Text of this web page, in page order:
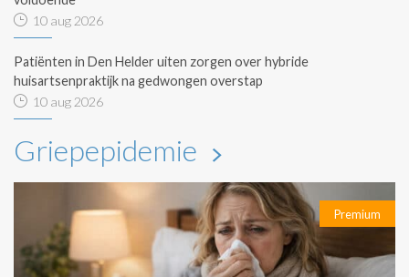
10 aug 2026
Patiënten in Den Helder uiten zorgen over hybride
huisartsenpraktijk na gedwongen overstap
10 aug 2026
Griepepidemie
Premium